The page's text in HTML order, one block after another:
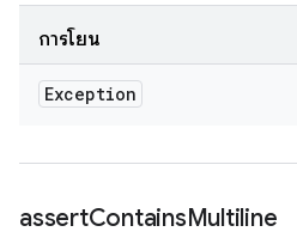
การโยน
Exception
assertContainsMultiline